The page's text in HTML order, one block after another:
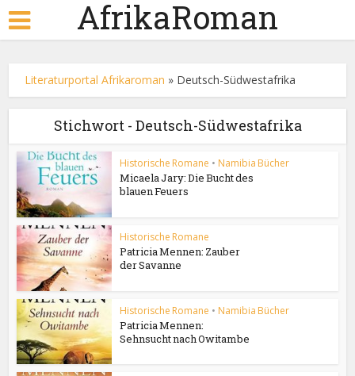
AfrikaRoman
Literaturportal Afrikaroman » Deutsch-Südwestafrika
Stichwort - Deutsch-Südwestafrika
Historische Romane • Namibia Bücher
Micaela Jary: Die Bucht des
blauen Feuers
Historische Romane
Patricia Mennen: Zauber
der Savanne
Historische Romane • Namibia Bücher
Patricia Mennen:
Sehnsucht nach Owitambe